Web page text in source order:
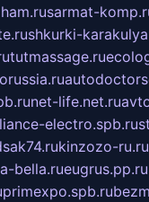
sarmat-
shkurki-
tutmassage.ru
net-life.net.ru
electro.spb.ru
kinzozo-ru.ru
bella.rueugrus.pp.ru
primexpo.spb.ru